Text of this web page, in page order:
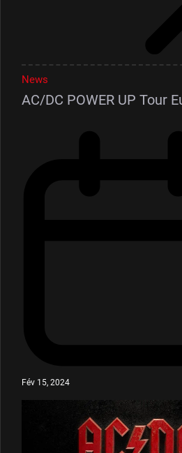
News
AC/DC POWER UP Tour
Fév 15, 2024